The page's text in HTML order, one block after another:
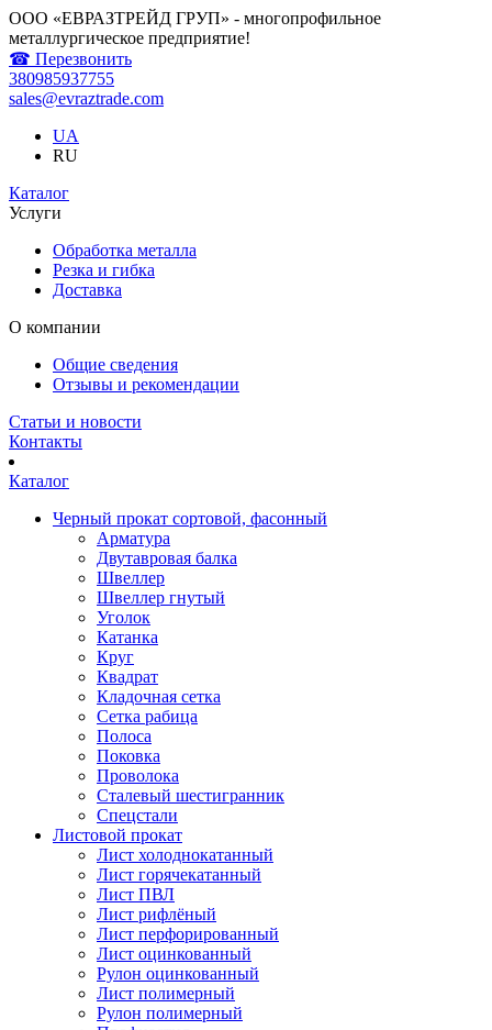
ООО «ЕВРАЗТРЕЙД ГРУП» - многопрофильное
металлургическое предприятие!
☎ Перезвонить
380985937755
sales@evraztrade.com
UA
RU
Каталог
Услуги
Обработка металла
Резка и гибка
Доставка
О компании
Общие сведения
Отзывы и рекомендации
Статьи и новости
Контакты
Каталог
Черный прокат сортовой, фасонный
Арматура
Двутавровая балка
Швеллер
Швеллер гнутый
Уголок
Катанка
Круг
Квадрат
Кладочная сетка
Сетка рабица
Полоса
Поковка
Проволока
Сталевый шестигранник
Спецстали
Листовой прокат
Лист холоднокатанный
Лист горячекатанный
Лист ПВЛ
Лист рифлёный
Лист перфорированный
Лист оцинкованный
Рулон оцинкованный
Лист полимерный
Рулон полимерный